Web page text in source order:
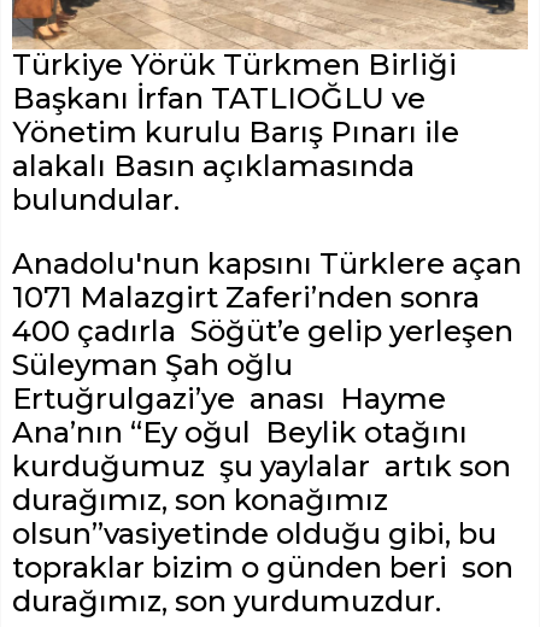
Türkiye Yörük Türkmen Birliği
Başkanı İrfan TATLIOĞLU ve
Yönetim kurulu Barış Pınarı ile
alakalı Basın açıklamasında
bulundular.
Anadolu'nun kapsını Türklere açan
1071 Malazgirt Zaferi’nden sonra
400 çadırla Söğüt’e gelip yerleşen
Süleyman Şah oğlu
Ertuğrulgazi’ye anası Hayme
Ana’nın “Ey oğul Beylik otağını
kurduğumuz şu yaylalar artık son
durağımız, son konağımız
olsun”vasiyetinde olduğu gibi, bu
topraklar bizim o günden beri son
durağımız, son yurdumuzdur.